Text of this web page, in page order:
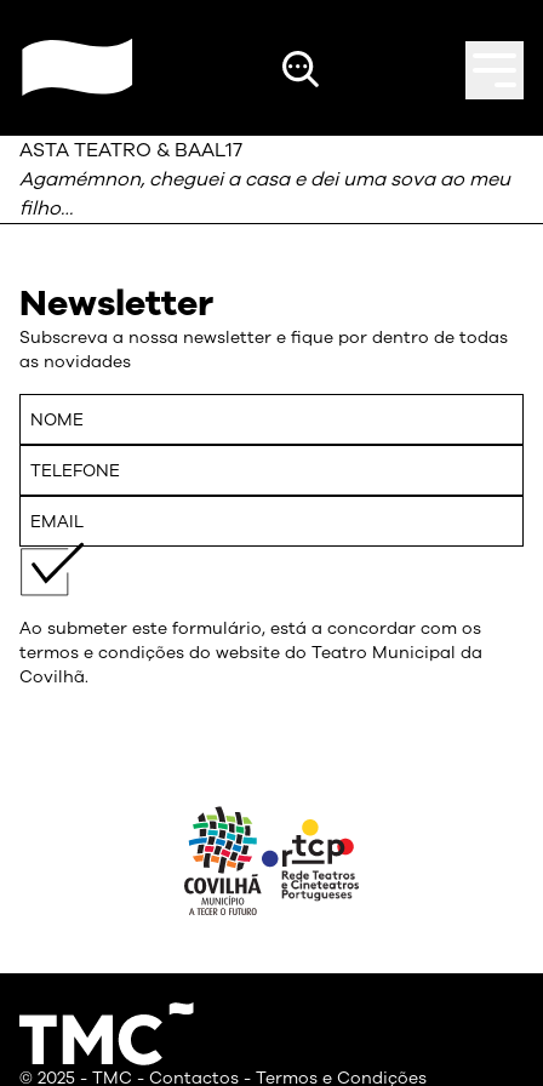
ASTA TEATRO & BAAL17
Agamémnon, cheguei a casa e dei uma sova ao meu
filho…
Newsletter
Subscreva a nossa newsletter e fique por dentro de todas
as novidades
Ao submeter este formulário, está a concordar com os
termos e condições do website do Teatro Municipal da
Covilhã.
© 2025 - TMC - Contactos - Termos e Condições